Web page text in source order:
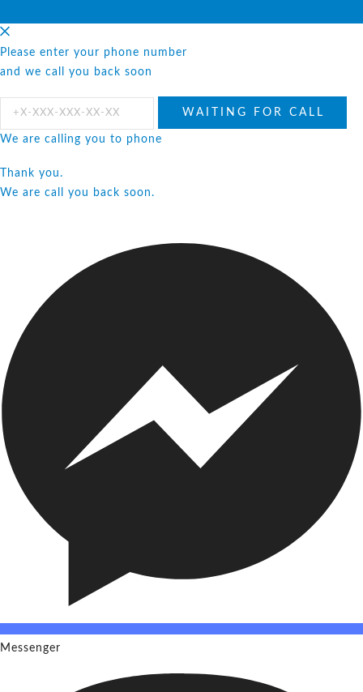
Please enter your phone number
and we call you back soon
We are calling you to phone
Thank you.
We are call you back soon.
Messenger